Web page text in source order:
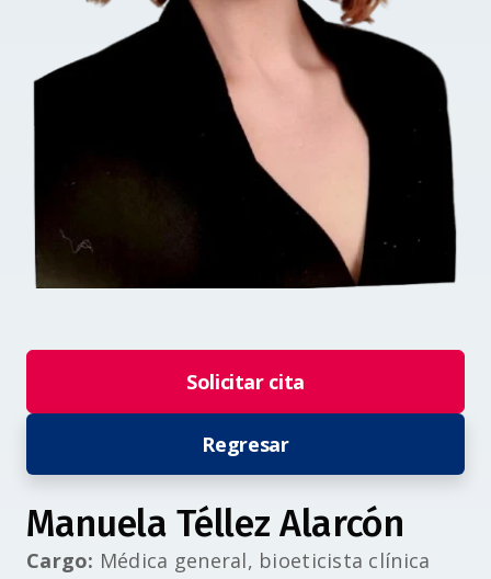
Solicitar cita
Regresar
Manuela Téllez Alarcón
Cargo: Médica general, bioeticista clínica